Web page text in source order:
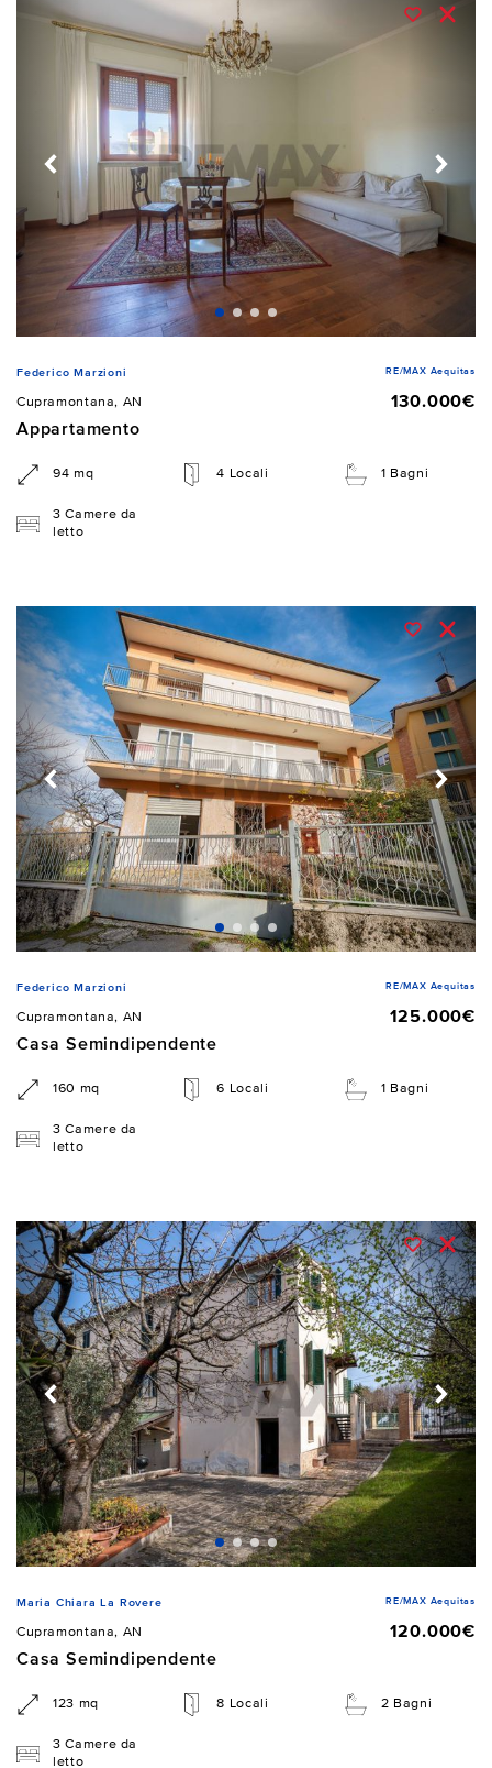
Federico Marzioni RE/MAX Aequitas
Cupramontana, AN
130.000€
Appartamento
94 mq 4 Locali 1 Bagni
3 Camere da
letto
Federico Marzioni RE/MAX Aequitas
Cupramontana, AN
125.000€
Casa Semindipendente
160 mq 6 Locali 1 Bagni
3 Camere da
letto
Maria Chiara La Rovere RE/MAX Aequitas
Cupramontana, AN
120.000€
Casa Semindipendente
123 mq 8 Locali 2 Bagni
3 Camere da
letto